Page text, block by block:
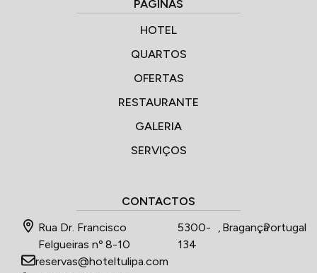
PÁGINAS
HOTEL
QUARTOS
OFERTAS
RESTAURANTE
GALERIA
SERVIÇOS
CONTACTOS
Rua Dr. Francisco
Felgueiras nº 8-10
5300-
134
, Bragança
,Portugal
reservas@hoteltulipa.com